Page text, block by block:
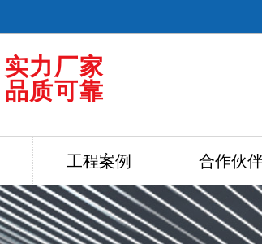
实力厂家
品质可靠
工程案例 合作伙